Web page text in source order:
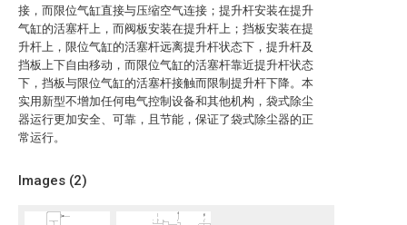
接，而限位气缸直接与压缩空气连接；提升杆安装在提升
气缸的活塞杆上，而阀板安装在提升杆上；挡板安装在提
升杆上，限位气缸的活塞杆远离提升杆状态下，提升杆及
挡板上下自由移动，而限位气缸的活塞杆靠近提升杆状态
下，挡板与限位气缸的活塞杆接触而限制提升杆下降。本
实用新型不增加任何电气控制设备和其他机构，袋式除尘
器运行更加安全、可靠，且节能，保证了袋式除尘器的正
常运行。
Images (2)